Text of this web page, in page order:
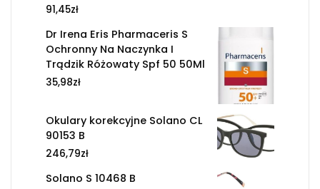
91,45zł
Dr Irena Eris Pharmaceris S
Ochronny Na Naczynka I
Trądzik Różowaty Spf 50 50Ml
35,98zł
Okulary korekcyjne Solano CL
90153 B
246,79zł
Solano S 10468 B